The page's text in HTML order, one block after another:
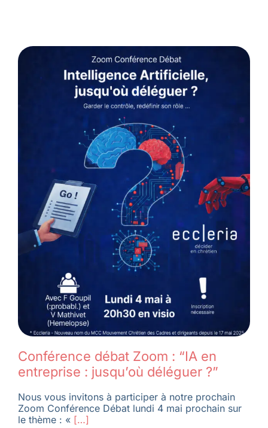
Conférence débat Zoom : “IA en
entreprise : jusqu’où déléguer ?”
Nous vous invitons à participer à notre prochain
Zoom Conférence Débat lundi 4 mai prochain sur
le thème : «[…]